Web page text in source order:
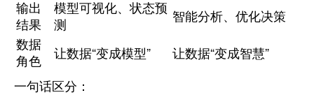
输出
结果
模型可视化、状态预
测
智能分析、优化决策
数据
角色
让数据“变成模型” 让数据“变成智慧”
一句话区分：